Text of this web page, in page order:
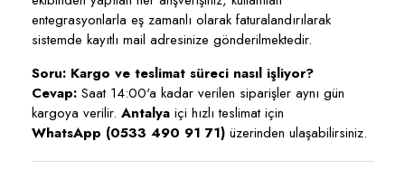
entegrasyonlarla eş zamanlı olarak faturalandırılarak
sistemde kayıtlı mail adresinize gönderilmektedir.
Soru: Kargo ve teslimat süreci nasıl işliyor?
Cevap: Saat 14:00'a kadar verilen siparişler aynı gün
kargoya verilir. Antalya içi hızlı teslimat için
WhatsApp (0533 490 91 71) üzerinden ulaşabilirsiniz.